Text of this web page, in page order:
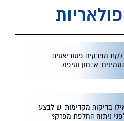
מפרקים פסוריאטית –
אבחון וטיפול
בדיקות מקדימות יש לבצע
ניתוח החלפת מפרק?